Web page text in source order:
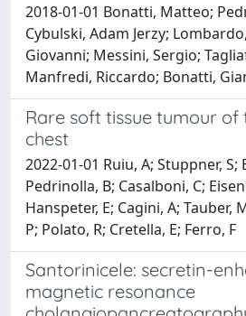
2018-01-01 Bonatti, Matteo;
Cybulski, Adam Jerzy;
Giovanni; Messini, Sergio;
Manfredi, Riccardo; Bonatti,
Rare soft tissue tumour of
chest
2022-01-01 Ruiu, A; Stuppner, S;
Pedrinolla, B; Casalboni, C;
Hanspeter, E; Cagini, A; Tauber,
P; Polato, R; Cretella, E; Ferro, F
Santorinicele: secretin-
magnetic resonance